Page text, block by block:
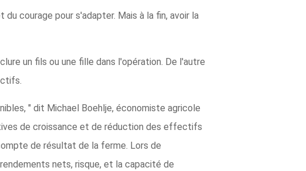
courage pour s'adapter. Mais à la fin, avoir la
un fils ou une fille dans l'opération. De l'autre
" dit Michael Boehlje, économiste agricole
de croissance et de réduction des effectifs
de résultat de la ferme. Lors de
nets, risque, et la capacité de